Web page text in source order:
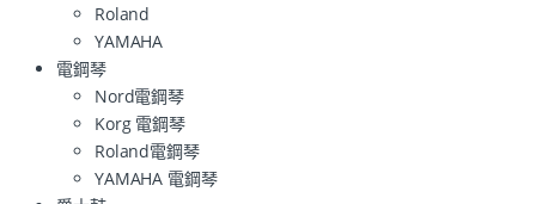
Roland
YAMAHA
電鋼琴
Nord電鋼琴
Korg 電鋼琴
Roland電鋼琴
YAMAHA 電鋼琴